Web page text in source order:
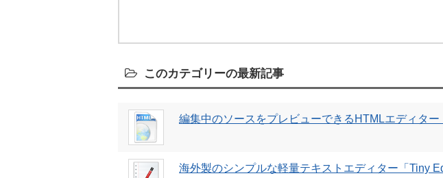
このカテゴリーの最新記事
編集中のソースをプレビューできるHTMLエディター
海外製のシンプルな軽量テキストエディター「Tiny